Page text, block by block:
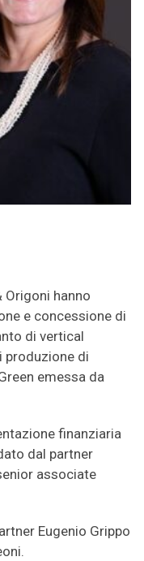
Origoni hanno
e concessione di
di vertical
produzione di
emessa da
finanziaria
dal partner
associate
Eugenio Grippo